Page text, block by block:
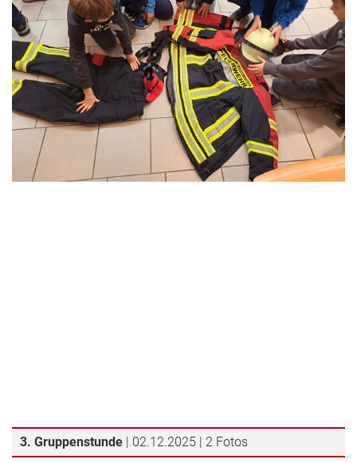
3. Gruppenstunde | 02.12.2025 | 2 Fotos